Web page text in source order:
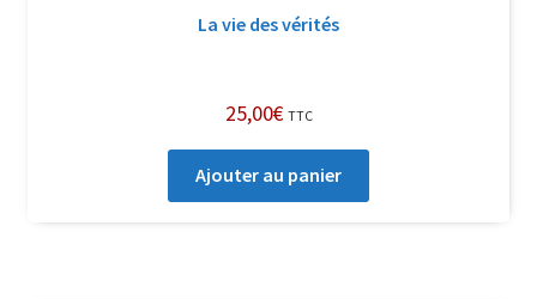
La vie des vérités
25,00€ TTC
Ajouter au panier